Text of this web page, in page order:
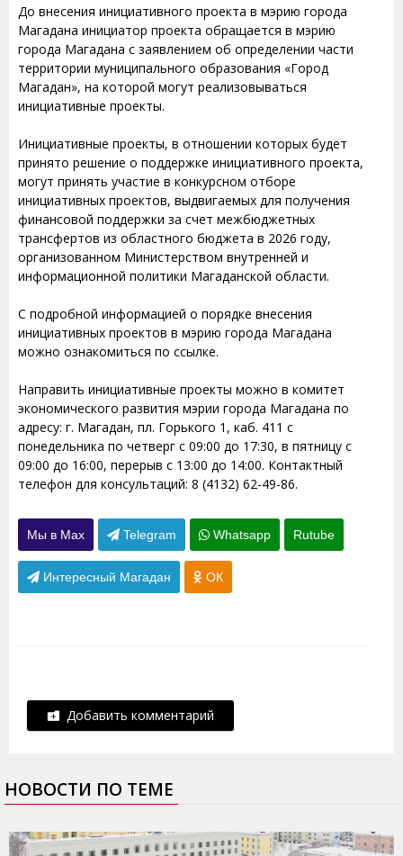
До внесения инициативного проекта в мэрию города
Магадана инициатор проекта обращается в мэрию
города Магадана с заявлением об определении части
территории муниципального образования «Город
Магадан», на которой могут реализовываться
инициативные проекты.
Инициативные проекты, в отношении которых будет
принято решение о поддержке инициативного проекта,
могут принять участие в конкурсном отборе
инициативных проектов, выдвигаемых для получения
финансовой поддержки за счет межбюджетных
трансфертов из областного бюджета в 2026 году,
организованном Министерством внутренней и
информационной политики Магаданской области.
С подробной информацией о порядке внесения
инициативных проектов в мэрию города Магадана
можно ознакомиться по ссылке.
Направить инициативные проекты можно в комитет
экономического развития мэрии города Магадана по
адресу: г. Магадан, пл. Горького 1, каб. 411 с
понедельника по четверг с 09:00 до 17:30, в пятницу с
09:00 до 16:00, перерыв с 13:00 до 14:00. Контактный
телефон для консультаций: 8 (4132) 62-49-86.
Мы в Max Telegram Whatsapp Rutube
Интересный Магадан ОК
Добавить комментарий
НОВОСТИ ПО ТЕМЕ